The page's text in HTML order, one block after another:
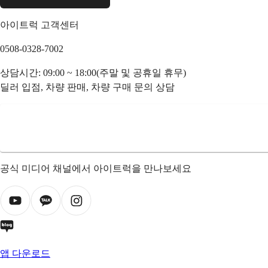
아이트럭 고객센터
0508-0328-7002
상담시간: 09:00 ~ 18:00(주말 및 공휴일 휴무)
딜러 입점, 차량 판매, 차량 구매 문의 상담
공식 미디어 채널에서 아이트럭을 만나보세요
앱 다운로드